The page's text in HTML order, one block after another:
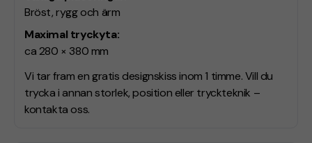
Bröst, rygg och ärm
Maximal tryckyta:
ca 280 × 380 mm
Vi tar fram en gratis designskiss inom 1 timme. Vill du
trycka i annan storlek, position eller tryckteknik –
kontakta oss.